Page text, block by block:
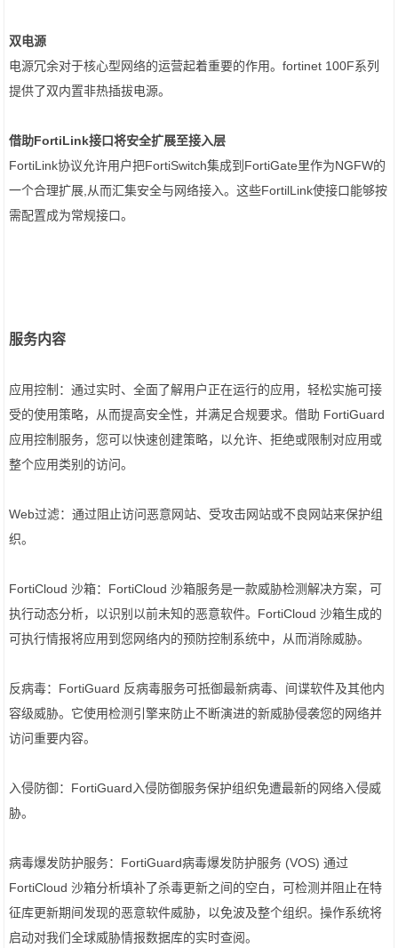
双电源
电源冗余对于核心型网络的运营起着重要的作用。fortinet 100F系列
提供了双内置非热插拔电源。
借助FortiLink接口将安全扩展至接入层
FortiLink协议允许用户把FortiSwitch集成到FortiGate里作为NGFW的
一个合理扩展,从而汇集安全与网络接入。这些FortilLink使接口能够按
需配置成为常规接口。
服务内容
应用控制：通过实时、全面了解用户正在运行的应用，轻松实施可接
受的使用策略，从而提高安全性，并满足合规要求。借助 FortiGuard
应用控制服务，您可以快速创建策略，以允许、拒绝或限制对应用或
整个应用类别的访问。
Web过滤：通过阻止访问恶意网站、受攻击网站或不良网站来保护组
织。
FortiCloud 沙箱：FortiCloud 沙箱服务是一款威胁检测解决方案，可
执行动态分析，以识别以前未知的恶意软件。FortiCloud 沙箱生成的
可执行情报将应用到您网络内的预防控制系统中，从而消除威胁。
反病毒：FortiGuard 反病毒服务可抵御最新病毒、间谍软件及其他内
容级威胁。它使用检测引擎来防止不断演进的新威胁侵袭您的网络并
访问重要内容。
入侵防御：FortiGuard入侵防御服务保护组织免遭最新的网络入侵威
胁。
病毒爆发防护服务：FortiGuard病毒爆发防护服务 (VOS) 通过
FortiCloud 沙箱分析填补了杀毒更新之间的空白，可检测并阻止在特
征库更新期间发现的恶意软件威胁，以免波及整个组织。操作系统将
启动对我们全球威胁情报数据库的实时查阅。